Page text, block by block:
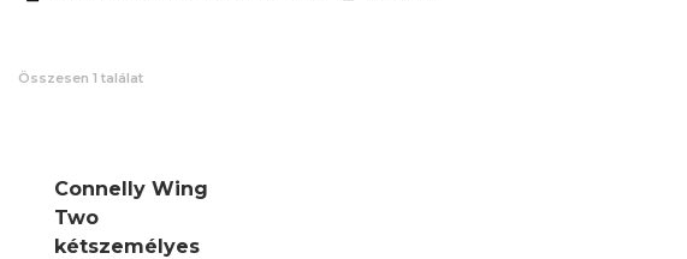
Összesen 1 találat
Connelly Wing
Two
kétszemélyes